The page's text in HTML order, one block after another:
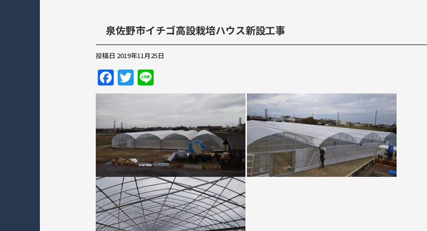
泉佐野市イチゴ高設栽培ハウス新設工事
投稿日 2019年11月25日
F
a
e
b
o
o
k
T
w
er
n